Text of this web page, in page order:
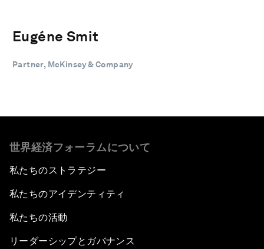
Eugéne Smit
Partner, McKinsey & Company
世界経済フォーラムについて
私たちのストラテジー
私たちのアイデンティティ
私たちの活動
リーダーシップとガバナンス